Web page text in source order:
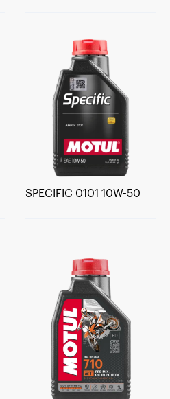
SPECIFIC 0101 10W-50